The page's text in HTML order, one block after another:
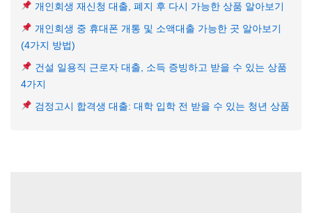
개인회생 재신청 대출, 폐지 후 다시 가능한 상품 알아보기
개인회생 중 휴대폰 개통 및 소액대출 가능한 곳 알아보기
(4가지 방법)
건설 일용직 근로자 대출, 소득 증빙하고 받을 수 있는 상품
4가지
검정고시 합격생 대출: 대학 입학 전 받을 수 있는 청년 상품